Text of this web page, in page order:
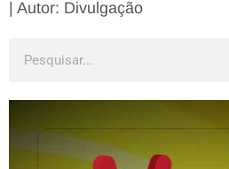
| Autor: Divulgação